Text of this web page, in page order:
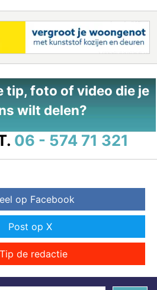
tip, foto of video die je
wilt delen?
06 - 574 71 321
op Facebook
Post op X
Tip de redactie